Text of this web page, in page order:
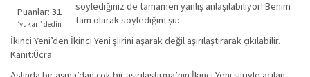
iyi
değil!
Puanlar: 31
‘yukarı’ dedin
söylediğiniz de tamamen yanlış anlaşılabiliyor! Benim
tam olarak söylediğim şu:
İkinci Yeni’den İkinci Yeni şiirini aşarak değil aşırılaştırarak çıkılabilir.
Kanıt:Ücra